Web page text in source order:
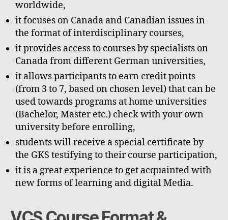
worldwide,
it focuses on Canada and Canadian issues in
the format of interdisciplinary courses,
it provides access to courses by specialists on
Canada from different German universities,
it allows participants to earn credit points
(from 3 to 7, based on chosen level) that can be
used towards programs at home universities
(Bachelor, Master etc.) check with your own
university before enrolling,
students will receive a special certificate by
the GKS testifying to their course participation,
it is a great experience to get acquainted with
new forms of learning and digital Media.